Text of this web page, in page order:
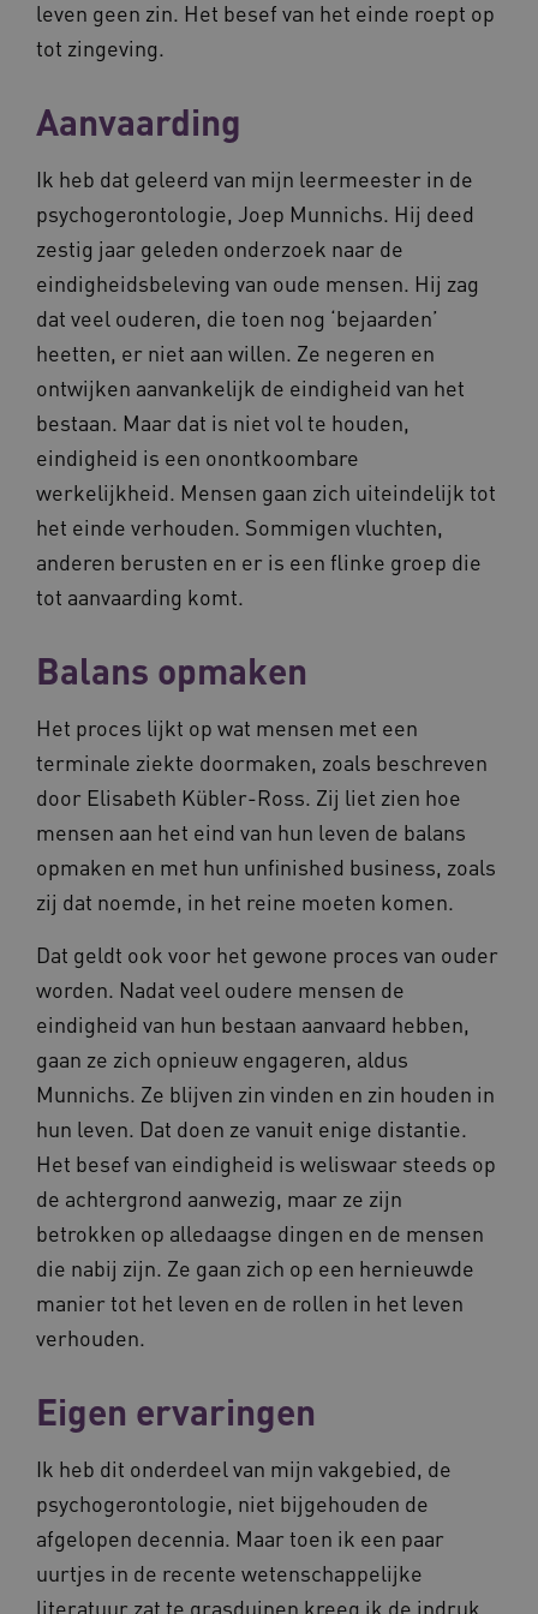
leven geen zin. Het besef van het einde roept op
tot zingeving.
Aanvaarding
Ik heb dat geleerd van mijn leermeester in de
psychogerontologie, Joep Munnichs. Hij deed
zestig jaar geleden onderzoek naar de
eindigheidsbeleving van oude mensen. Hij zag
dat veel ouderen, die toen nog ‘bejaarden’
heetten, er niet aan willen. Ze negeren en
ontwijken aanvankelijk de eindigheid van het
bestaan. Maar dat is niet vol te houden,
eindigheid is een onontkoombare
werkelijkheid. Mensen gaan zich uiteindelijk tot
het einde verhouden. Sommigen vluchten,
anderen berusten en er is een flinke groep die
tot aanvaarding komt.
Balans opmaken
Het proces lijkt op wat mensen met een
terminale ziekte doormaken, zoals beschreven
door Elisabeth Kübler-Ross. Zij liet zien hoe
mensen aan het eind van hun leven de balans
opmaken en met hun unfinished business, zoals
zij dat noemde, in het reine moeten komen.
Dat geldt ook voor het gewone proces van ouder
worden. Nadat veel oudere mensen de
eindigheid van hun bestaan aanvaard hebben,
gaan ze zich opnieuw engageren, aldus
Munnichs. Ze blijven zin vinden en zin houden in
hun leven. Dat doen ze vanuit enige distantie.
Het besef van eindigheid is weliswaar steeds op
de achtergrond aanwezig, maar ze zijn
betrokken op alledaagse dingen en de mensen
die nabij zijn. Ze gaan zich op een hernieuwde
manier tot het leven en de rollen in het leven
verhouden.
Eigen ervaringen
Ik heb dit onderdeel van mijn vakgebied, de
psychogerontologie, niet bijgehouden de
afgelopen decennia. Maar toen ik een paar
uurtjes in de recente wetenschappelijke
literatuur zat te grasduinen kreeg ik de indruk
Deze functionele en technische cookies zorgen
ervoor dat de website werkt. Deze cookies
worden altijd geplaatst en maken geen inbreuk
op uw privacy.
__Secure-ROLLOUT_TOKEN
UMB_SESSION
www.vilans.nl
.youtube.com
__cf_bm
Cloudflare Inc.
.vimeo.com
VISITOR_PRIVACY_METADATA
YouTube
.youtube.com
5
BCSessionID vilans.blueconic.net
11
4 weken
Microsoft
Corporation
.vilans.nl
ARRAffinitySameSite
CookieScriptConsent
CookieScript
www.vilans.nl
Google Privacy Policy